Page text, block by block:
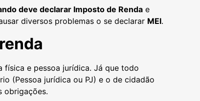
deve declarar Imposto de Renda e
diversos problemas o se declarar MEI.
física e pessoa jurídica. Já que todo
(Pessoa jurídica ou PJ) e o de cidadão
obrigações.